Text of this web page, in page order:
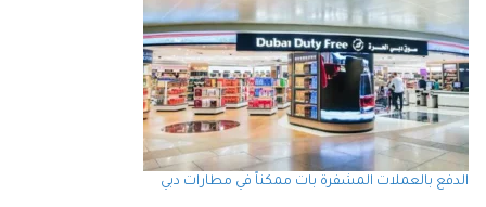
الدفع بالعملات المشفرة بات ممكناً في مطارات دبي